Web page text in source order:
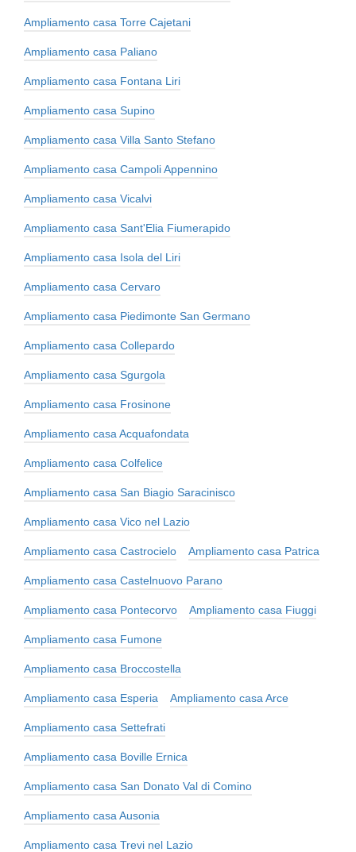
Ampliamento casa Torre Cajetani
Ampliamento casa Paliano
Ampliamento casa Fontana Liri
Ampliamento casa Supino
Ampliamento casa Villa Santo Stefano
Ampliamento casa Campoli Appennino
Ampliamento casa Vicalvi
Ampliamento casa Sant'Elia Fiumerapido
Ampliamento casa Isola del Liri
Ampliamento casa Cervaro
Ampliamento casa Piedimonte San Germano
Ampliamento casa Collepardo
Ampliamento casa Sgurgola
Ampliamento casa Frosinone
Ampliamento casa Acquafondata
Ampliamento casa Colfelice
Ampliamento casa San Biagio Saracinisco
Ampliamento casa Vico nel Lazio
Ampliamento casa Castrocielo Ampliamento casa Patrica
Ampliamento casa Castelnuovo Parano
Ampliamento casa Pontecorvo Ampliamento casa Fiuggi
Ampliamento casa Fumone
Ampliamento casa Broccostella
Ampliamento casa Esperia Ampliamento casa Arce
Ampliamento casa Settefrati
Ampliamento casa Boville Ernica
Ampliamento casa San Donato Val di Comino
Ampliamento casa Ausonia
Ampliamento casa Trevi nel Lazio